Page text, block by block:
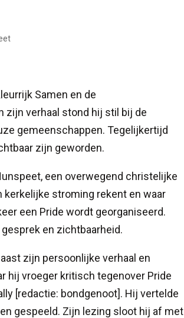
Samen en de
zijn verhaal stond hij stil bij de
gemeenschappen. Tegelijkertijd
zijn geworden.
een overwegend christelijke
stroming rekent en waar
een Pride wordt georganiseerd.
en zichtbaarheid.
zijn persoonlijke verhaal en
hij vroeger kritisch tegenover Pride
[redactie: bondgenoot]. Hij vertelde
gespeeld. Zijn lezing sloot hij af met